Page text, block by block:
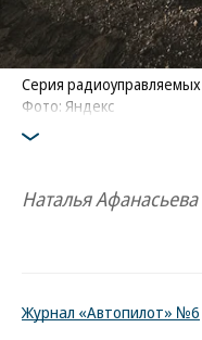
Серия
Фото: Яндекс
Наталья Афанасьева
Журнал «Автопилот» №6